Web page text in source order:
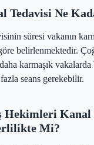
Tedavisi Ne
süresi vakanın
göre belirlenmektedir.
karmaşık
seans gerekebilir.
Hekimleri Kanal
Mi?